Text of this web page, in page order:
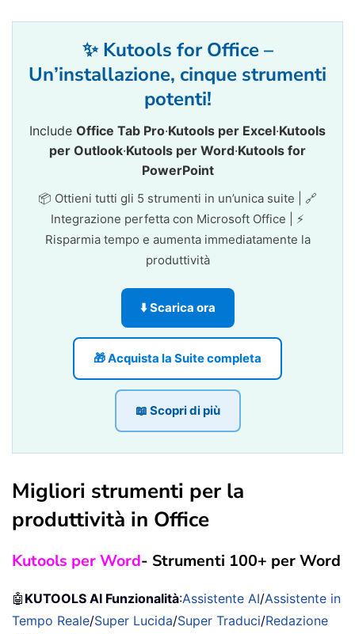
✨ Kutools for Office –
Un’installazione, cinque strumenti
potenti!
Include Office Tab Pro·Kutools per Excel·Kutools
per Outlook·Kutools per Word·Kutools for
PowerPoint
📦 Ottieni tutti gli 5 strumenti in un’unica suite | 🔗
Integrazione perfetta con Microsoft Office | ⚡
Risparmia tempo e aumenta immediatamente la
produttività
⬇️ Scarica ora
🎁 Acquista la Suite completa
📖 Scopri di più
Migliori strumenti per la
produttività in Office
Kutools per Word- Strumenti 100+ per Word
🤖 KUTOOLS AI Funzionalità:Assistente AI/Assistente in
Tempo Reale/Super Lucida/Super Traduci/Redazione